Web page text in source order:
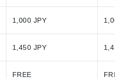
1,000 JPY
1,450 JPY
FREE